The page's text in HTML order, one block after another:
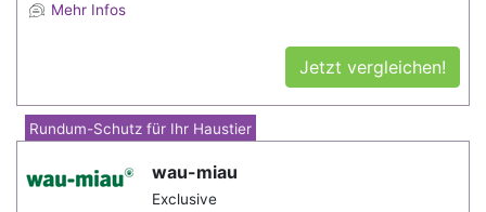
Mehr Infos
Jetzt vergleichen!
Rundum-Schutz für Ihr Haustier
wau-miau
Exclusive